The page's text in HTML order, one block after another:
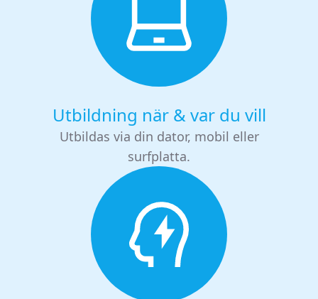
Utbildning när & var du vill
Utbildas via din dator, mobil eller
surfplatta.